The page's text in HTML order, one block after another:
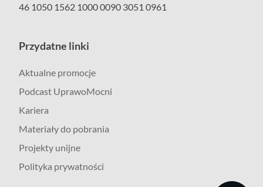
46 1050 1562 1000 0090 3051 0961
Przydatne linki
Aktualne promocje
Podcast UprawoMocni
Kariera
Materiały do pobrania
Projekty unijne
Polityka prywatności